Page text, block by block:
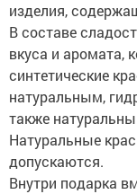
изделия,
В составе
вкуса и аромата,
синтетические
натуральным,
также
Натуральные
допускаются.
Внутри подарка